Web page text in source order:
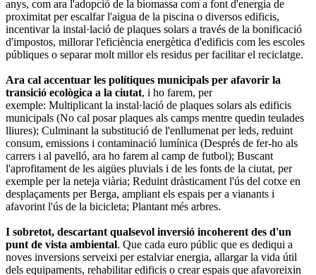
anys, com ara l'adopció de la biomassa com a font d'energia de
proximitat per escalfar l'aigua de la piscina o diversos edificis,
incentivar la instal·lació de plaques solars a través de la bonificació
d'impostos, millorar l'eficiència energètica d'edificis com les escoles
públiques o separar molt millor els residus per facilitar el reciclatge.
Ara cal accentuar les polítiques municipals per afavorir la
transició ecològica a la ciutat, i ho farem, per
exemple: Multiplicant la instal·lació de plaques solars als edificis
municipals (No cal posar plaques als camps mentre quedin teulades
lliures); Culminant la substitució de l'enllumenat per leds, reduint
consum, emissions i contaminació lumínica (Després de fer-ho als
carrers i al pavelló, ara ho farem al camp de futbol); Buscant
l'aprofitament de les aigües pluvials i de les fonts de la ciutat, per
exemple per la neteja viària; Reduint dràsticament l'ús del cotxe en
desplaçaments per Berga, ampliant els espais per a vianants i
afavorint l'ús de la bicicleta; Plantant més arbres.
I sobretot, descartant qualsevol inversió incoherent des d'un
punt de vista ambiental. Que cada euro públic que es dediqui a
noves inversions serveixi per estalviar energia, allargar la vida útil
dels equipaments, rehabilitar edificis o crear espais que afavoreixin